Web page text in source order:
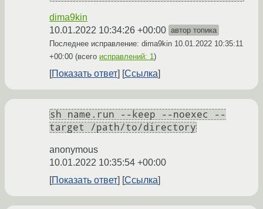
dima9kin
10.01.2022 10:34:26 +00:00 автор топика
Последнее исправление: dima9kin 10.01.2022 10:35:11
+00:00 (всего исправлений: 1)
Показать ответ Ссылка
sh name.run --keep --noexec --
target /path/to/directory
anonymous
10.01.2022 10:35:54 +00:00
Показать ответ
Ссылка